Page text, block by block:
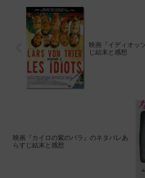
映画『イディオッ
じ結末と感想
映画『カイロの紫のバラ』のネタバレあ
らすじ結末と感想